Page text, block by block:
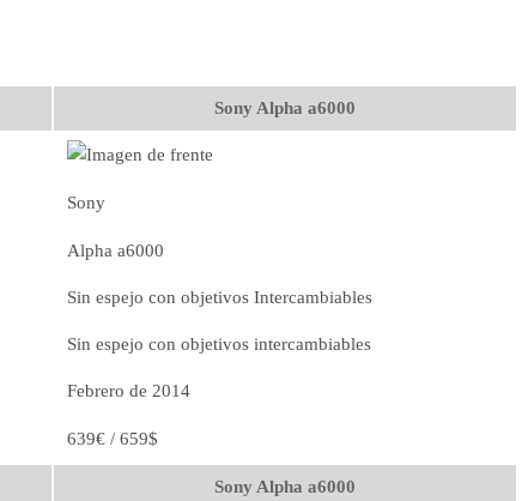
Sony Alpha a6000
Sony
Alpha a6000
Sin espejo con objetivos Intercambiables
Sin espejo con objetivos intercambiables
Febrero de 2014
639€ / 659$
Sony Alpha a6000